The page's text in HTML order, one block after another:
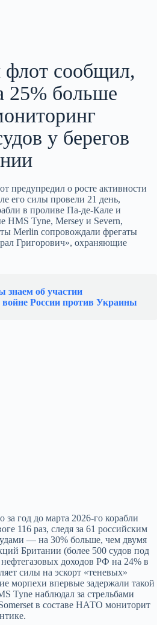
флот сообщил,
25% больше
у берегов
предупредил о росте активности
его силы провели 21 день,
в проливе Па-де-Кале и
HMS Tyne, Mersey и Severn,
Merlin сопровождали фрегаты
Григорович», охраняющие
знаем об участии
войне России против Украины
год до марта 2026-го корабли
116 раз, следя за 61 российским
— на 30% больше, чем двумя
Британии (более 500 судов под
доходов РФ на 24% в
силы на эскорт «теневых»
морпехи впервые задержали такой
Tyne наблюдал за стрельбами
в составе НАТО мониторит